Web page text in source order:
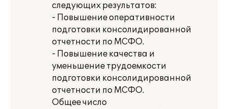
следующих результатов:
- Повышение оперативности
подготовки консолидированной
отчетности по МСФО.
- Повышение качества и
уменьшение трудоемкости
подготовки консолидированной
отчетности по МСФО.
Общее число